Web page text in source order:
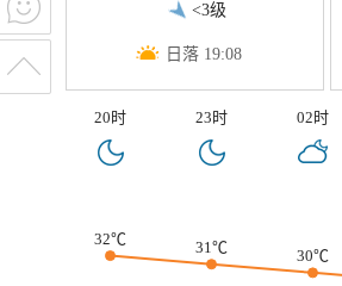
<3级
日落 19:08
20时 23时 02时
32℃ 31℃ 30℃